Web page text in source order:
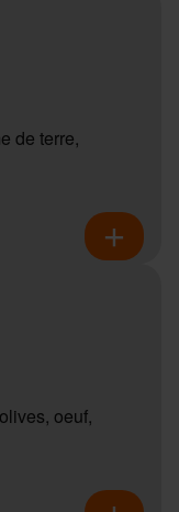
de terre,
oeuf,